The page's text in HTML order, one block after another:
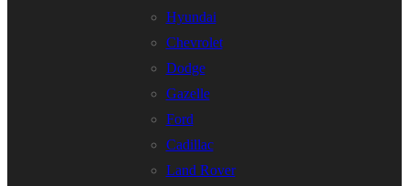
Hyundai
Chevrolet
Dodge
Gazelle
Ford
Cadillac
Land Rover